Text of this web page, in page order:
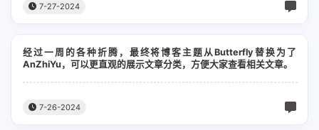
7-27-2024
经过一周的各种折腾，最终将博客主题从Butterfly替换为了
AnZhiYu，可以更直观的展示文章分类，方便大家查看相关文章。
7-26-2024